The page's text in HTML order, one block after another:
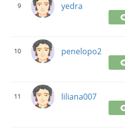
9 yedra
10 penelopo2
11 liliana007